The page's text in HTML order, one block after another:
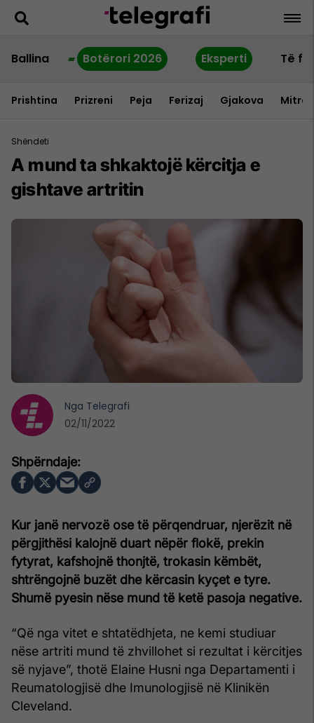
Ballina Botërori 2026 Eksperti Të
Prishtina Prizreni Peja Ferizaj Gjakova
Shëndeti
A mund ta shkaktojë kërcitja e
gishtave artritin
Kur janë nervozë ose të përqendruar, njerëzit në
përgjithësi kalojnë duart nëpër flokë, prekin
fytyrat, kafshojnë thonjtë, trokasin këmbët,
shtrëngojnë buzët dhe kërcasin kyçet e tyre.
Shumë pyesin nëse mund të ketë pasoja negative.
“Që nga vitet e shtatëdhjeta, ne kemi studiuar
nëse artriti mund të zhvillohet si rezultat i kërcitjes
së nyjave”, thotë Elaine Husni nga Departamenti i
Reumatologjisë dhe Imunologjisë në Klinikën
Cleveland.
Nga Telegrafi
02/11/2022